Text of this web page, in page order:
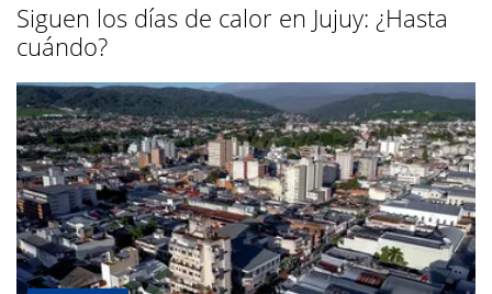
Siguen los días de calor en Jujuy: ¿Hasta
cuándo?